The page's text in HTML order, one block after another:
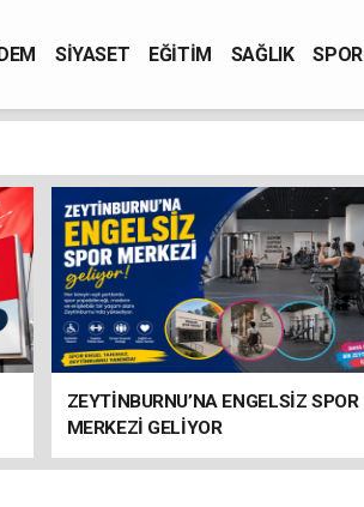
SİYASET EĞİTİM SAĞLIK SPOR
ZEYTİNBURNU’NA ENGELSİZ SPOR
MERKEZİ GELİYOR